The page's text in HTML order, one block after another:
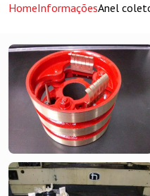
HomeInformaçõesAnel